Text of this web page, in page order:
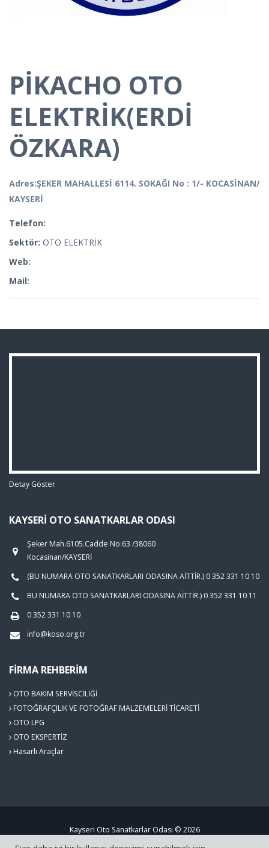
PİKACHO OTO
ELEKTRİK(ERDİ
ÖZKARA)
Adres:ŞEKER MAHALLESİ 6114. SOKAĞI No : 1/- KOCASİNAN/
KAYSERİ
Telefon:
Sektör: OTO ELEKTRİK
Web:
Mail:
Detay Göster
KAYSERI OTO SANATKARLAR ODASI
Şeker Mah.6105.Cadde No:63 /38060
Kocasinan/KAYSERİ
(BU NUMARA OTO SANATKARLARI ODASINA AİTTİR.) 0 352 331 10 10
BU NUMARA OTO SANATKARLARI ODASINA AİTTİR.) 0 352 331 10 11
0 352 331 10 10
info@koso.org.tr
FIRMA REHBERIM
OTO BAKIM SERVİSCİLİĞİ
FOTOĞRAFÇILIK VE FOTOĞRAF MALZEMELERİ TİCARETİ
OTO LPG
OTO EKSPERTİZ
Hasarlı Araçlar
Kayseri Oto Sanatkarlar Odası © 2026